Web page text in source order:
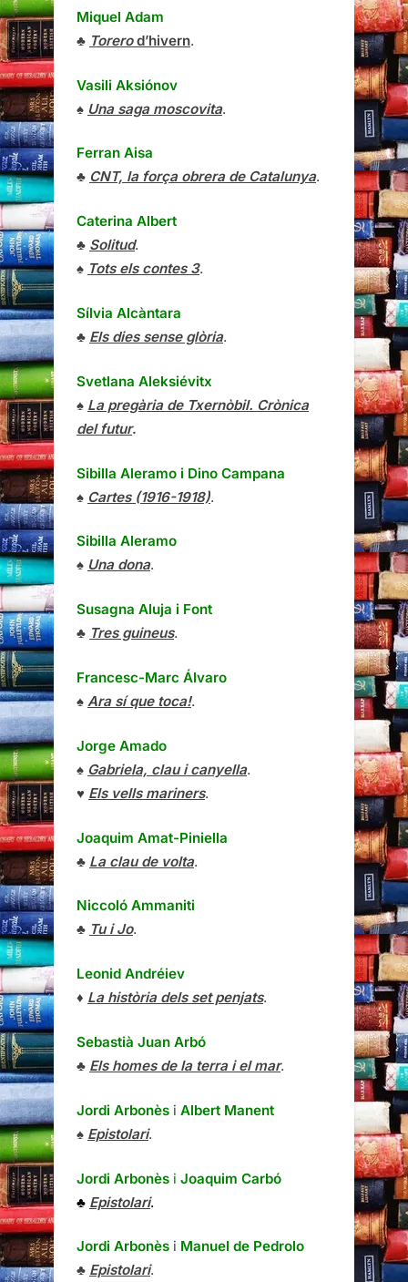
Miquel Adam
♣ Torerod’hivern.
Vasili Aksiónov
♠ Una saga moscovita.
Ferran Aisa
♣ CNT, la força obrera de Catalunya.
Caterina Albert
♣ Solitud.
♠ Tots els contes 3.
Sílvia Alcàntara
♣ Els dies sense glòria.
Svetlana Aleksiévitx
♠ La pregària de Txernòbil. Crònica
del futur.
Sibilla Aleramo i Dino Campana
♠ Cartes (1916-1918).
Sibilla Aleramo
♠ Una dona.
Susagna Aluja i Font
♣ Tres guineus.
Francesc-Marc Álvaro
♠ Ara sí que toca!.
Jorge Amado
♠ Gabriela, clau i canyella.
♥ Els vells mariners.
Joaquim Amat-Piniella
♣ La clau de volta.
Niccoló Ammaniti
♣ Tu i Jo.
Leonid Andréiev
♦ La història dels set penjats.
Sebastià Juan Arbó
♣ Els homes de la terra i el mar.
Jordi Arbonès i Albert Manent
♠ Epistolari.
Jordi Arbonès i Joaquim Carbó
♣ Epistolari.
Jordi Arbonès i Manuel de Pedrolo
♣ Epistolari.